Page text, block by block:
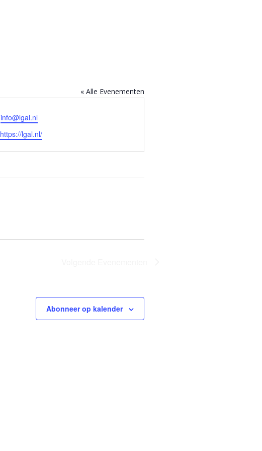
« Alle Evenementen
E-
mail
info@lgal.nl
Website
https://lgal.nl/
Abonneer op kalender